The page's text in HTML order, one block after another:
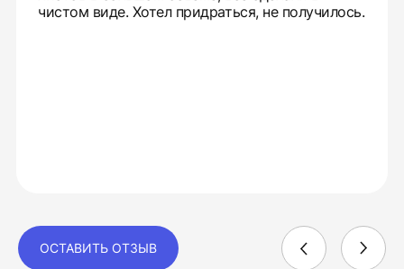
чистом виде. Хотел придраться, не получилось.
ОСТАВИТЬ ОТЗЫВ